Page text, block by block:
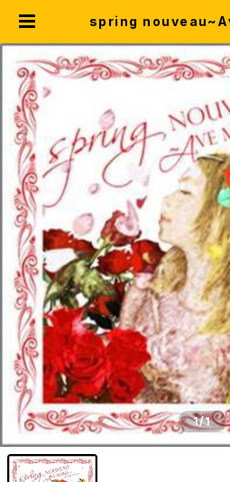
spring
1/1